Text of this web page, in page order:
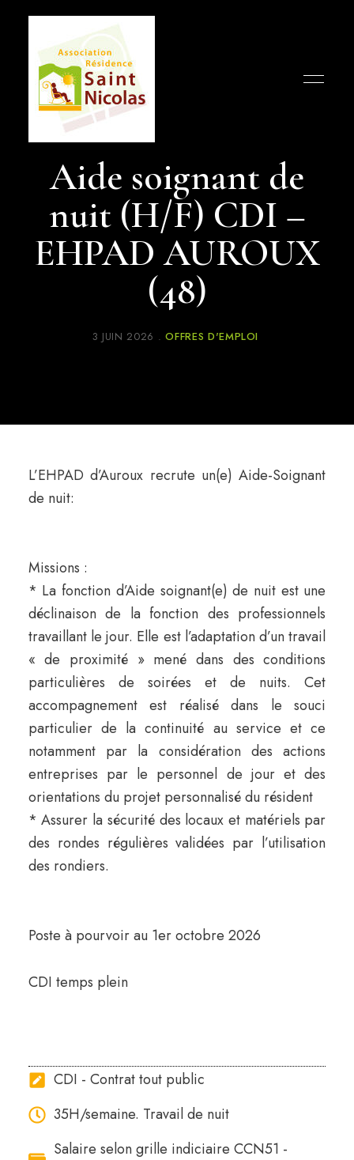
Association
Résidence
Saint
Nicolas
Humanisme,
Aide soignant de
nuit (H/F) CDI –
EHPAD AUROUX
(48)
3 JUIN 2026 OFFRES D'EMPLOI
L’EHPAD d’Auroux recrute un(e) Aide-Soignant
de nuit:
Missions :
* La fonction d’Aide soignant(e) de nuit est une
déclinaison de la fonction des professionnels
travaillant le jour. Elle est l’adaptation d’un travail
« de proximité » mené dans des conditions
particulières de soirées et de nuits. Cet
accompagnement est réalisé dans le souci
particulier de la continuité au service et ce
notamment par la considération des actions
entreprises par le personnel de jour et des
orientations du projet personnalisé du résident
* Assurer la sécurité des locaux et matériels par
des rondes régulières validées par l’utilisation
des rondiers.
Poste à pourvoir au 1er octobre 2026
CDI temps plein
CDI - Contrat tout public
35H/semaine. Travail de nuit
Salaire selon grille indiciaire CCN51 -